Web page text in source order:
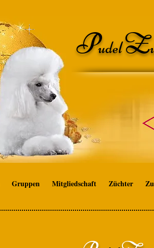
PudelZ
Gruppen Mitgliedschaft Züchter